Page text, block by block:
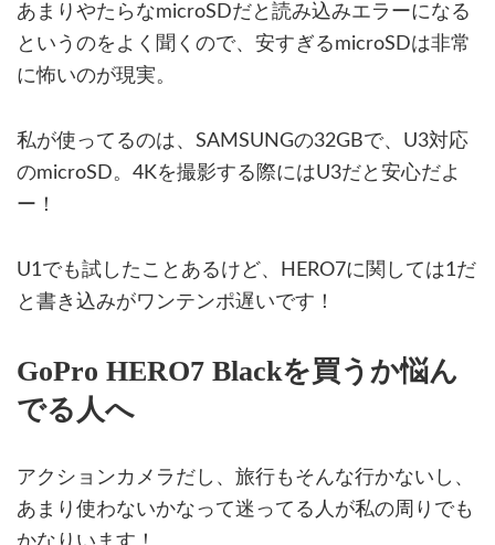
あまりやたらなmicroSDだと読み込みエラーになる
というのをよく聞くので、安すぎるmicroSDは非常
に怖いのが現実。
私が使ってるのは、SAMSUNGの32GBで、U3対応
のmicroSD。4Kを撮影する際にはU3だと安心だよ
ー！
U1でも試したことあるけど、HERO7に関しては1だ
と書き込みがワンテンポ遅いです！
GoPro HERO7 Blackを買うか悩ん
でる人へ
アクションカメラだし、旅行もそんな行かないし、
あまり使わないかなって迷ってる人が私の周りでも